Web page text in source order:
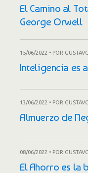
El Camino al
George Orwell
15/06/2022 • POR
Inteligencia es
13/06/2022 • POR
Almuerzo de
08/06/2022 • POR
El Ahorro es la